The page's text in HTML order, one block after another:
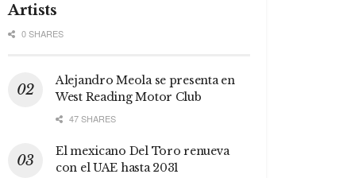
Artists
0 SHARES
Alejandro Meola se presenta en
West Reading Motor Club
47 SHARES
El mexicano Del Toro renueva
con el UAE hasta 2031